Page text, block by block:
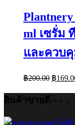
Plantnery
ml เซรั่ม
และควบ
฿200.00
price
was:
฿200.00.
฿
สินค้าขายดี